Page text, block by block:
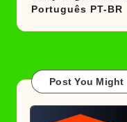
Português PT-BR
Post You Might